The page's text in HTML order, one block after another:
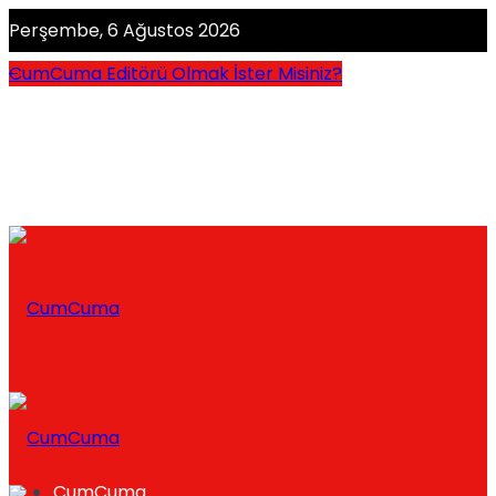
Perşembe, 6 Ağustos 2026
CumCuma Editörü Olmak İster Misiniz?